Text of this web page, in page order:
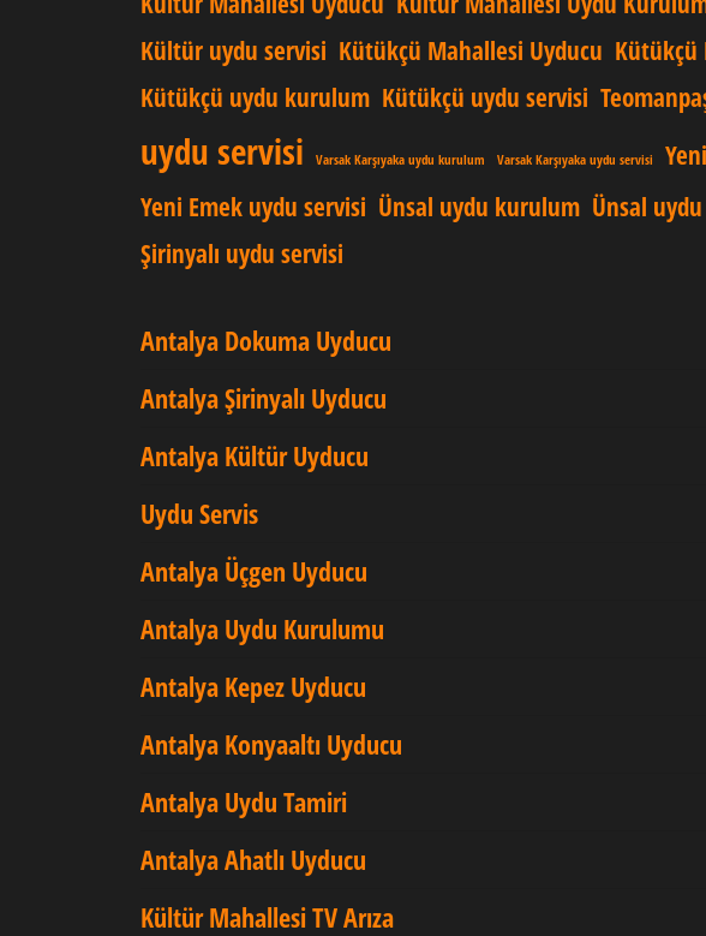
Kültür uydu servisi Kütükçü Mahallesi Uyducu Kütükçü
Kütükçü uydu kurulum Kütükçü uydu servisi
uydu servisi Varsak Karşıyaka uydu kurulum Varsak Karşıyaka uydu servisi
Yeni Emek uydu servisi Ünsal uydu kurulum Ünsal
Şirinyalı uydu servisi
Antalya Dokuma Uyducu
Antalya Şirinyalı Uyducu
Antalya Kültür Uyducu
Uydu Servis
Antalya Üçgen Uyducu
Antalya Uydu Kurulumu
Antalya Kepez Uyducu
Antalya Konyaaltı Uyducu
Antalya Uydu Tamiri
Antalya Ahatlı Uyducu
Kültür Mahallesi TV Arıza